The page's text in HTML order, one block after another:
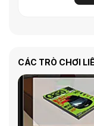
CÁC TRÒ CHƠI